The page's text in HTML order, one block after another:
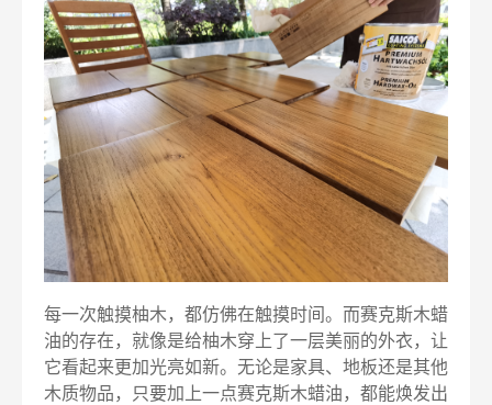
每一次触摸柚木，都仿佛在触摸时间。而赛克斯木蜡
油的存在，就像是给柚木穿上了一层美丽的外衣，让
它看起来更加光亮如新。无论是家具、地板还是其他
木质物品，只要加上一点赛克斯木蜡油，都能焕发出